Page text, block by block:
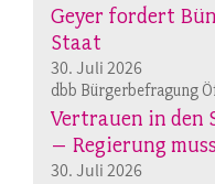
Geyer fordert
Staat
30. Juli 2026
dbb Bürgerbefragung
Vertrauen in den
– Regierung
30. Juli 2026